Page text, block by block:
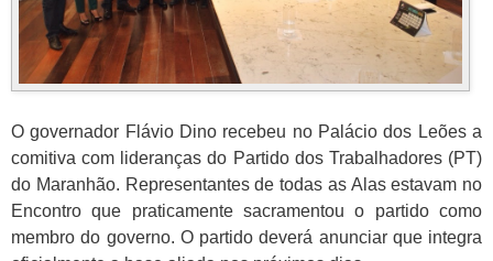
O governador Flávio Dino recebeu no Palácio dos Leões a
comitiva com lideranças do Partido dos Trabalhadores (PT)
do Maranhão. Representantes de todas as Alas estavam no
Encontro que praticamente sacramentou o partido como
membro do governo. O partido deverá anunciar que integra